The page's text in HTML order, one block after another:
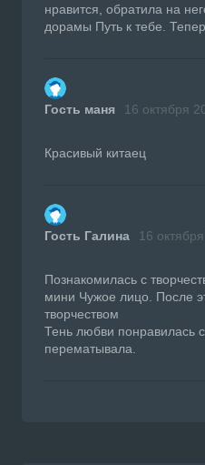
нравится, обратила на
дорамы Путь к тебе.
Гость маня 16 октября
Красивый китаец
Гость Галина 16
Познакомилась с
мини Чужое лицо. После
творчеством
Тень любви понравилась
перематывала.